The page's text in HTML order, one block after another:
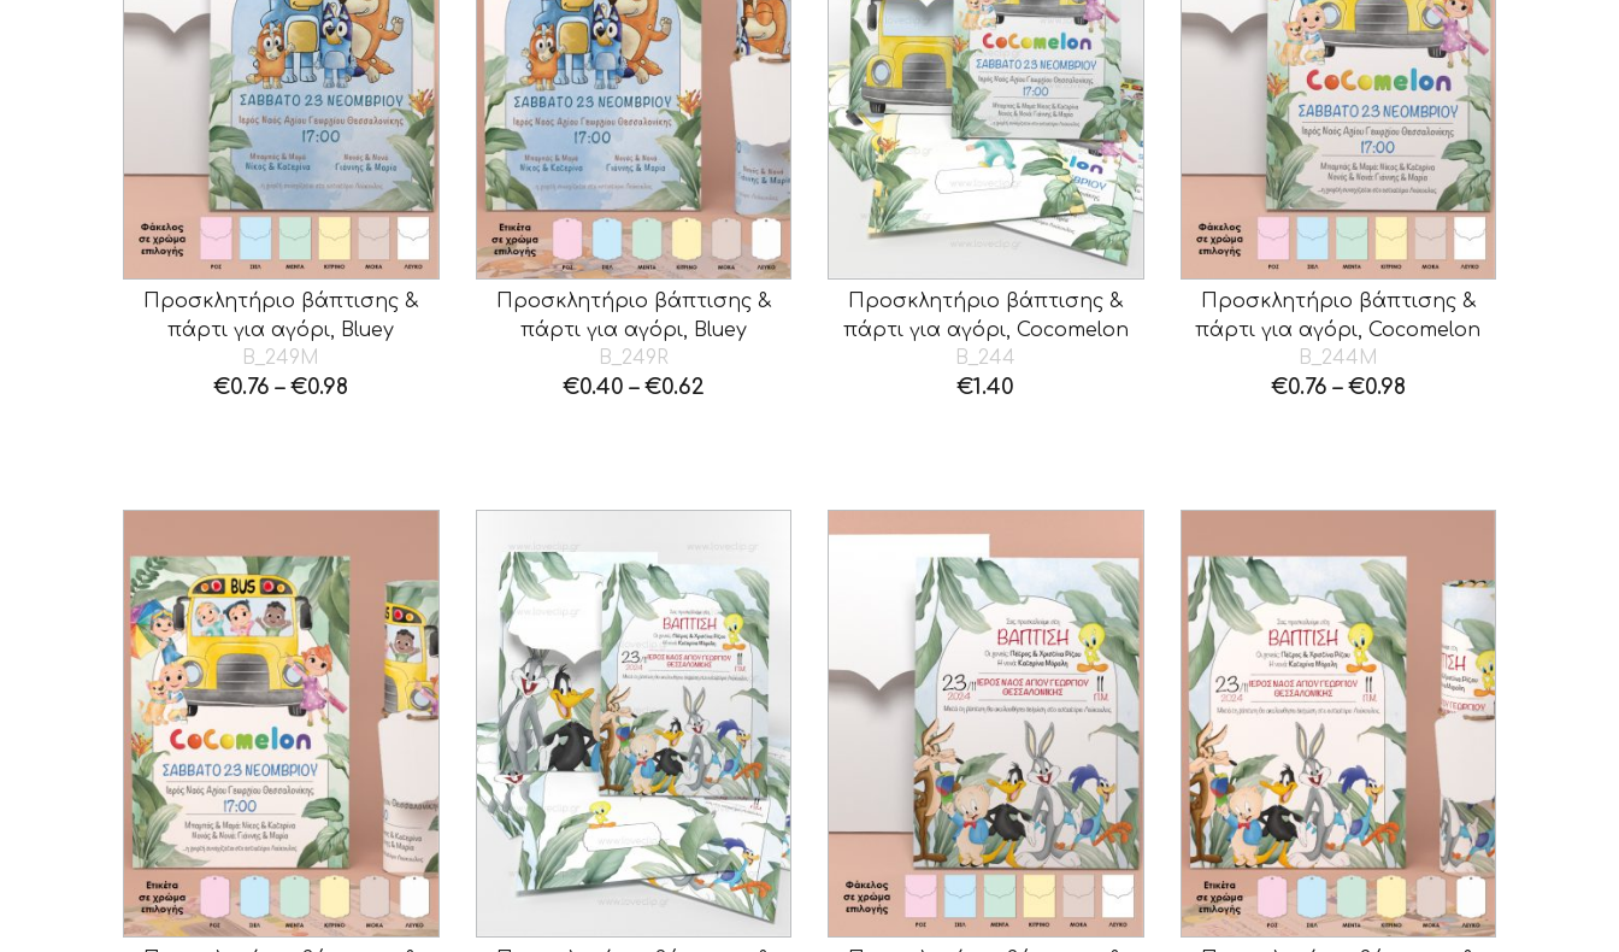
Προσκλητήριο βάπτισης &
πάρτι για αγόρι, Bluey
B_249M
€0.76 –€0.98
Προσκλητήριο βάπτισης &
πάρτι για αγόρι, Bluey
B_249R
€0.40 – €0.62
Προσκλητήριο βάπτισης &
πάρτι για αγόρι, Cocomelon
B_244
€1.40
Προσκλητήριο βάπτισης &
πάρτι για αγόρι, Cocomelon
B_244M
€0.76 – €0.98